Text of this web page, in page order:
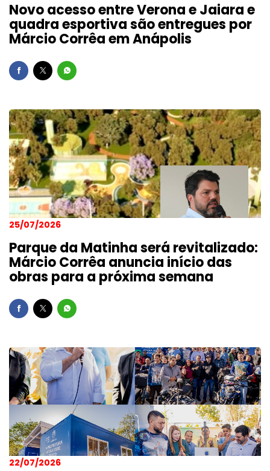
Novo acesso entre Verona e Jaiara e
quadra esportiva são entregues por
Márcio Corrêa em Anápolis
25/07/2026
Parque da Matinha será revitalizado:
Márcio Corrêa anuncia início das
obras para a próxima semana
22/07/2026